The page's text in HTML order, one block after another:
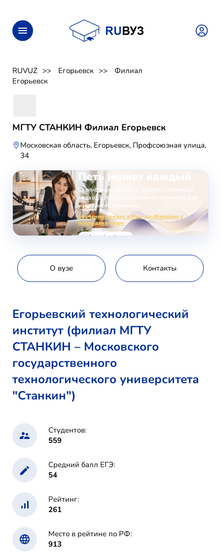
RUVUZ Егорьевск
Филиал
Егорьевск
МГТУ СТАНКИН Филиал Егорьевск
Московская область, Егорьевск, Профсоюзная улица,
34
Петь может каждый
Сертифицированные педагоги, научный
подход к голосу и бережная практика для
уверенного звучания.
обучение вокалу в Рио-де-Жанейро с
преподавателем
voice-school.com
О вузе Контакты
Егорьевский технологический
институт (филиал МГТУ
СТАНКИН – Московского
государственного
технологического университета
"Станкин")
Студентов:
559
Средний балл ЕГЭ:
54
Рейтинг:
261
Место в рейтине по РФ:
913